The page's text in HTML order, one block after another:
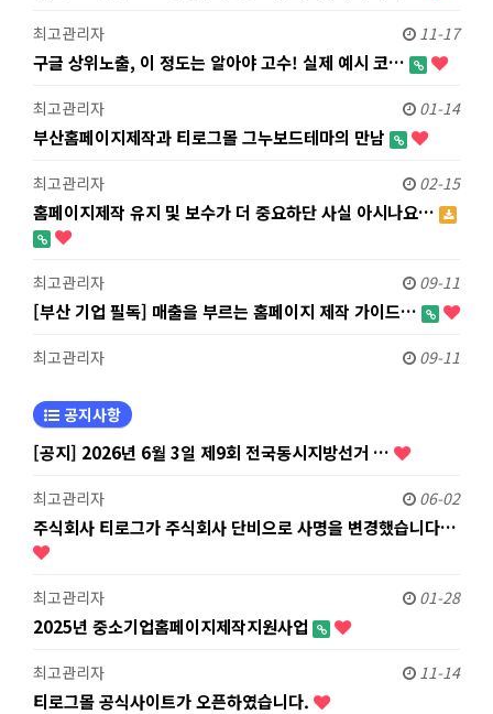
최고관리자 11-17
구글 상위노출, 이 정도는 알아야 고수! 실제 예시 코…
최고관리자 01-14
부산홈페이지제작과 티로그몰 그누보드테마의 만남
최고관리자 02-15
홈페이지제작 유지 및 보수가 더 중요하단 사실 아시나요…
최고관리자 09-11
[부산 기업 필독] 매출을 부르는 홈페이지 제작 가이드…
최고관리자 09-11
공지사항
[공지] 2026년 6월 3일 제9회 전국동시지방선거 …
최고관리자 06-02
주식회사 티로그가 주식회사 단비으로 사명을 변경했습니다…
최고관리자 01-28
2025년 중소기업홈페이지제작지원사업
최고관리자 11-14
티로그몰 공식사이트가 오픈하였습니다.